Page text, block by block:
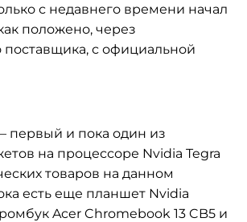
с недавнего времени начал
положено, через
с официальной
первый и пока один из
на процессоре Nvidia Tegra
товаров на данном
есть еще планшет Nvidia
Acer Chromebook 13 CB5 и